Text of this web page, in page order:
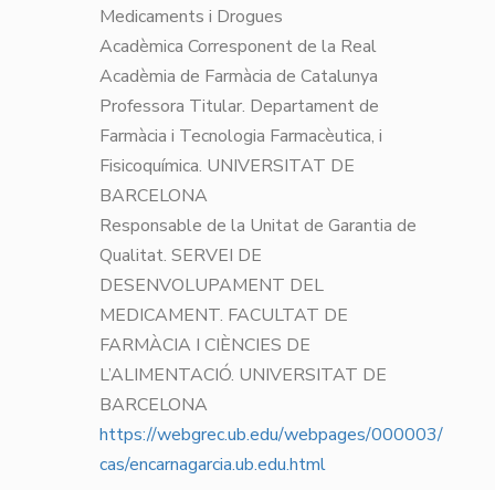
Medicaments i Drogues
Acadèmica Corresponent de la Real
Acadèmia de Farmàcia de Catalunya
Professora Titular. Departament de
Farmàcia i Tecnologia Farmacèutica, i
Fisicoquímica. UNIVERSITAT DE
BARCELONA
Responsable de la Unitat de Garantia de
Qualitat. SERVEI DE
DESENVOLUPAMENT DEL
MEDICAMENT. FACULTAT DE
FARMÀCIA I CIÈNCIES DE
L’ALIMENTACIÓ. UNIVERSITAT DE
BARCELONA
https://webgrec.ub.edu/webpages/000003/
cas/encarnagarcia.ub.edu.html